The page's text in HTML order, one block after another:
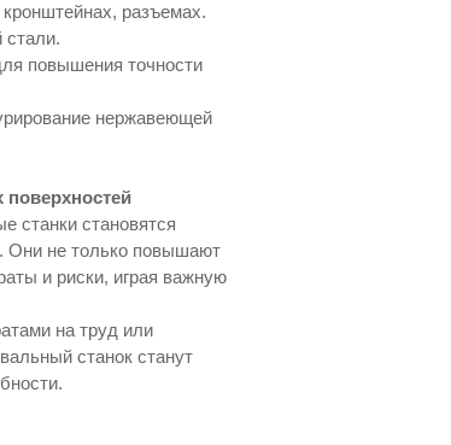
разъемах.
стали.
повышения точности
нержавеющей
станки становятся
Они не только повышают
и риски, играя важную
на труд или
станок станут